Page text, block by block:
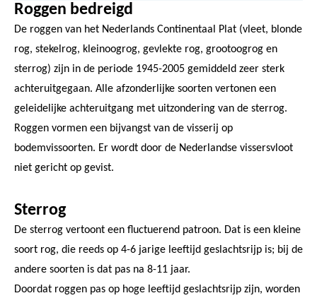
Roggen bedreigd
De roggen van het Nederlands Continentaal Plat (vleet, blonde
rog, stekelrog, kleinoogrog, gevlekte rog, grootoogrog en
sterrog) zijn in de periode 1945-2005 gemiddeld zeer sterk
achteruitgegaan. Alle afzonderlijke soorten vertonen een
geleidelijke achteruitgang met uitzondering van de sterrog.
Roggen vormen een bijvangst van de visserij op
bodemvissoorten. Er wordt door de Nederlandse vissersvloot
niet gericht op gevist.
Sterrog
De sterrog vertoont een fluctuerend patroon. Dat is een kleine
soort rog, die reeds op 4-6 jarige leeftijd geslachtsrijp is; bij de
andere soorten is dat pas na 8-11 jaar.
Doordat roggen pas op hoge leeftijd geslachtsrijp zijn, worden